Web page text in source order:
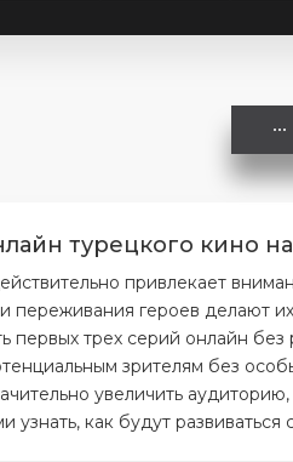
турецкого кино
привлекает
героев делают
первых трех серий онлайн
зрителям без
увеличить
как будут развиваться